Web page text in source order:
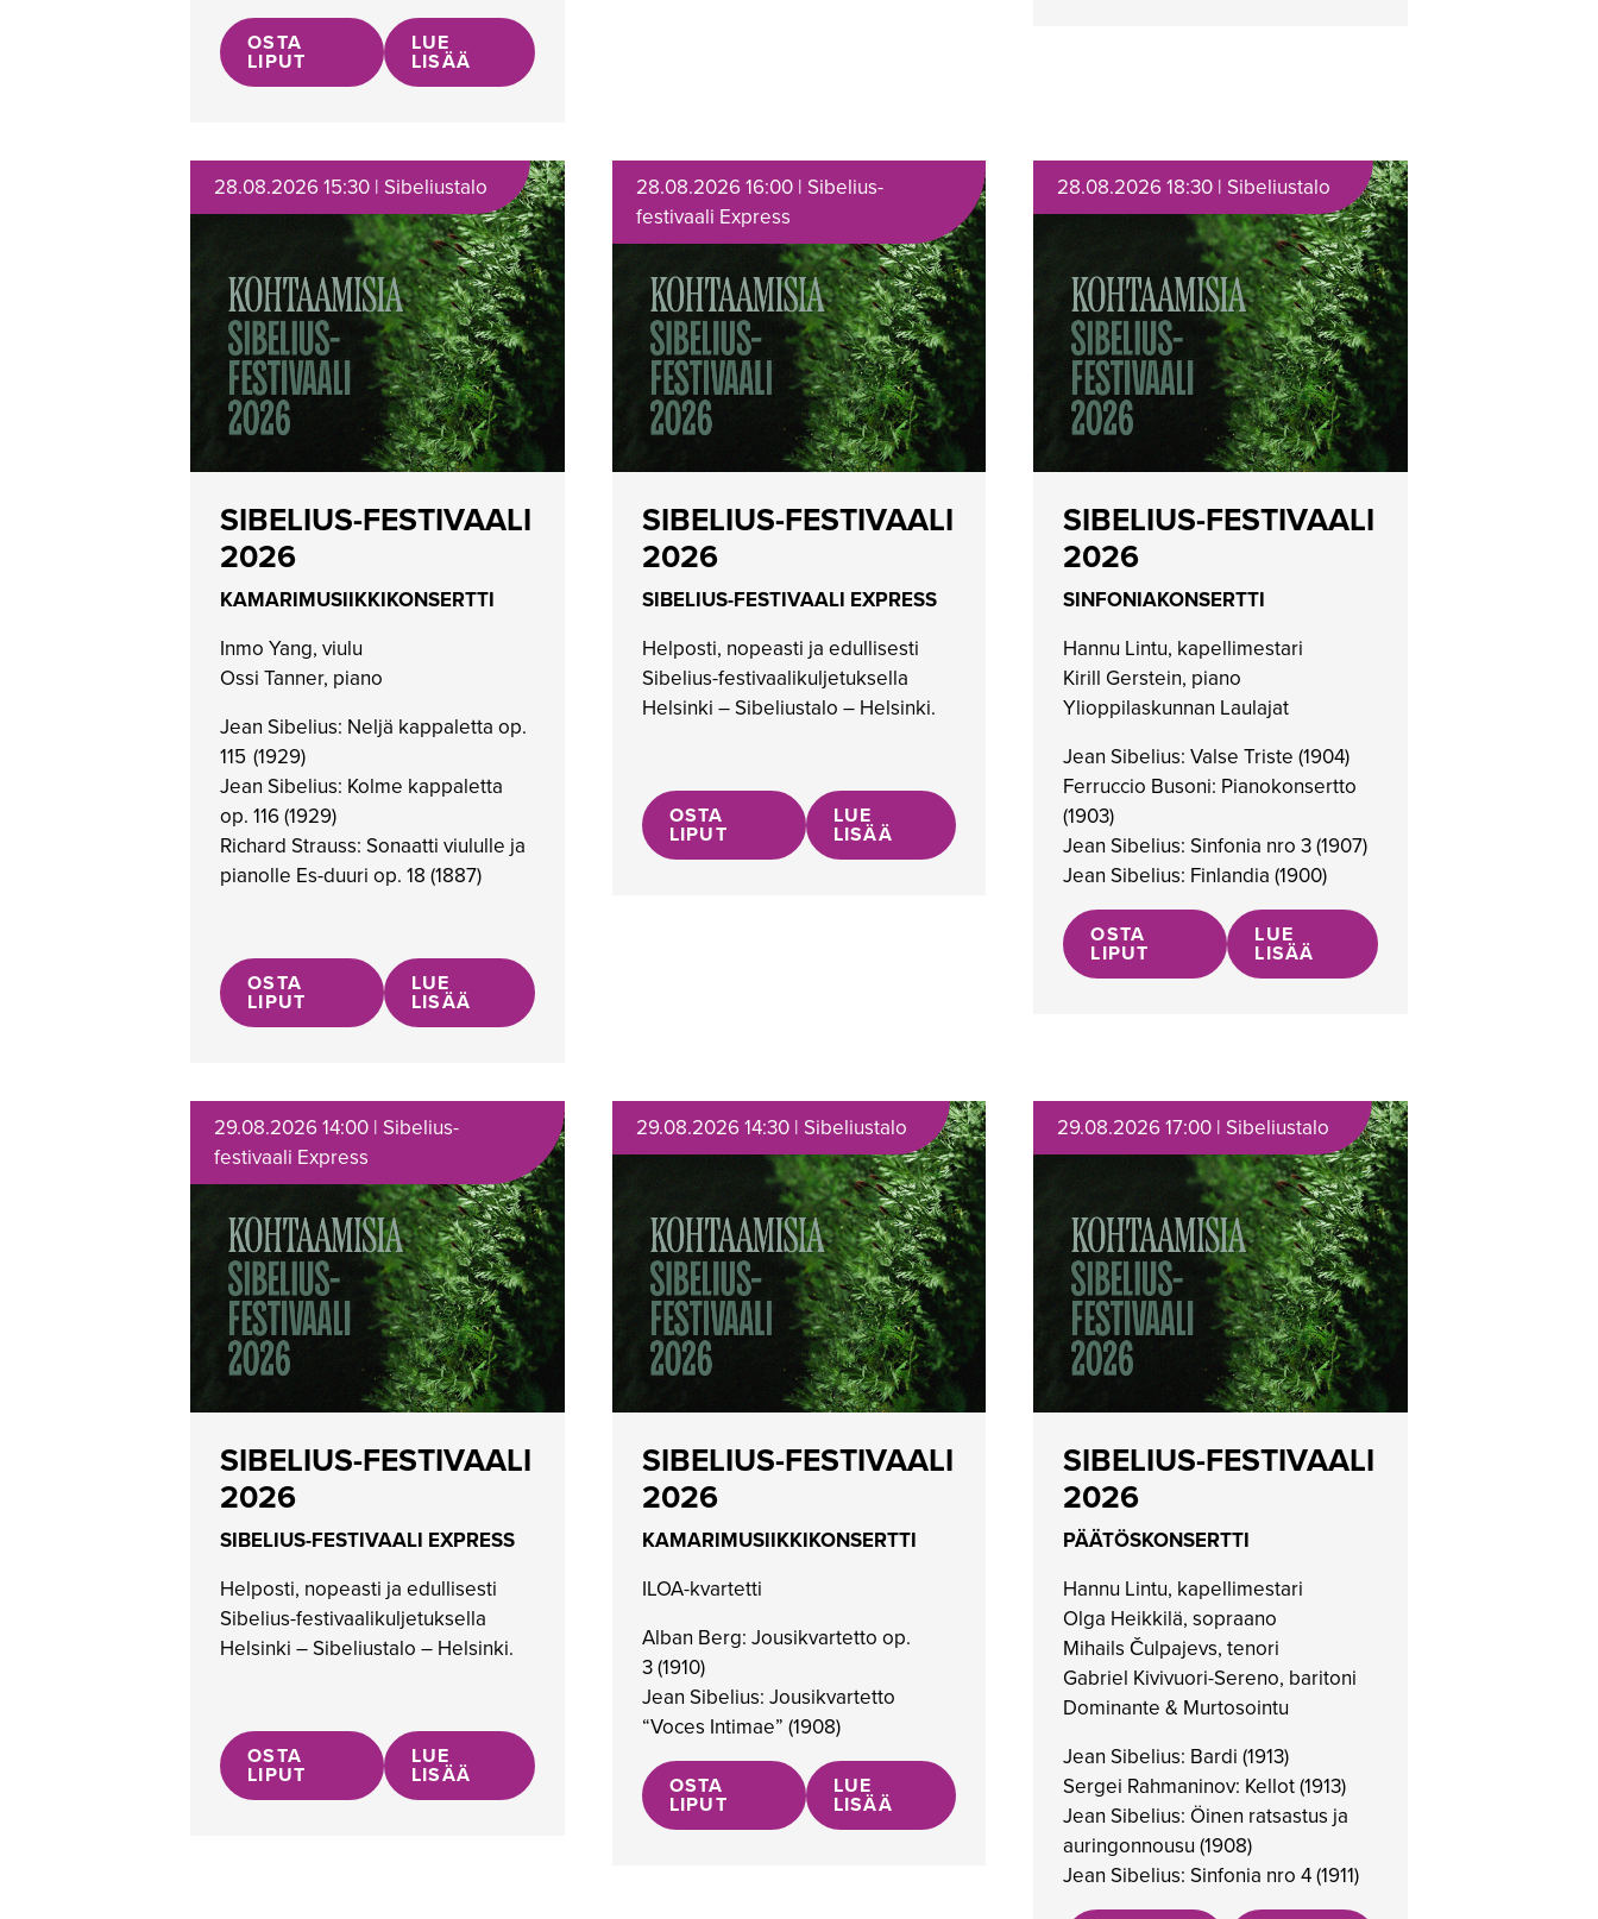
OSTA
LIPUT
LUE
LISÄÄ
28.08.2026 15:30 | Sibeliustalo
SIBELIUS-FESTIVAALI
2026
KAMARIMUSIIKKIKONSERTTI
Inmo Yang, viulu
Ossi Tanner, piano
Jean Sibelius: Neljä kappaletta op.
115 (1929)
Jean Sibelius: Kolme kappaletta
op. 116 (1929)
Richard Strauss: Sonaatti viululle ja
pianolle Es-duuri op. 18 (1887)
OSTA
LIPUT
LUE
LISÄÄ
28.08.2026 16:00 | Sibelius-
festivaali Express
SIBELIUS-FESTIVAALI
2026
SIBELIUS-FESTIVAALI EXPRESS
Helposti, nopeasti ja edullisesti
Sibelius-festivaalikuljetuksella
Helsinki – Sibeliustalo – Helsinki.
OSTA
LIPUT
LUE
LISÄÄ
28.08.2026 18:30 | Sibeliustalo
SIBELIUS-FESTIVAALI
2026
SINFONIAKONSERTTI
Hannu Lintu, kapellimestari
Kirill Gerstein, piano
Ylioppilaskunnan Laulajat
Jean Sibelius: Valse Triste (1904)
Ferruccio Busoni: Pianokonsertto
(1903)
Jean Sibelius: Sinfonia nro 3 (1907)
Jean Sibelius: Finlandia (1900)
OSTA
LIPUT
LUE
LISÄÄ
29.08.2026 14:00 | Sibelius-
festivaali Express
SIBELIUS-FESTIVAALI
2026
SIBELIUS-FESTIVAALI EXPRESS
Helposti, nopeasti ja edullisesti
Sibelius-festivaalikuljetuksella
Helsinki – Sibeliustalo – Helsinki.
OSTA
LIPUT
LUE
LISÄÄ
29.08.2026 14:30 | Sibeliustalo
SIBELIUS-FESTIVAALI
2026
KAMARIMUSIIKKIKONSERTTI
ILOA-kvartetti
Alban Berg: Jousikvartetto op.
3(1910)
Jean Sibelius: Jousikvartetto
“Voces Intimae” (1908)
OSTA
LIPUT
LUE
LISÄÄ
29.08.2026 17:00 | Sibeliustalo
SIBELIUS-FESTIVAALI
2026
PÄÄTÖSKONSERTTI
Hannu Lintu, kapellimestari
Olga Heikkilä, sopraano
Mihails Čulpajevs, tenori
Gabriel Kivivuori-Sereno, baritoni
Dominante & Murtosointu
Jean Sibelius: Bardi (1913)
Sergei Rahmaninov: Kellot (1913)
Jean Sibelius: Öinen ratsastus ja
auringonnousu (1908)
Jean Sibelius: Sinfonia nro 4 (1911)